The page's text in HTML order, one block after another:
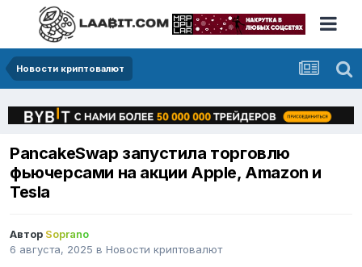
Новости криптовалют
PancakeSwap запустила торговлю
фьючерсами на акции Apple, Amazon и
Tesla
Автор Soprano
6 августа, 2025 в Новости криптовалют